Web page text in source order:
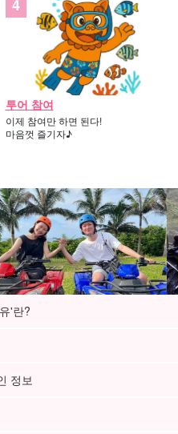
투어 참여
이제 참여만 하면 된다!
마음껏 즐기자♪
'란?
정보